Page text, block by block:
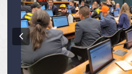
Previous